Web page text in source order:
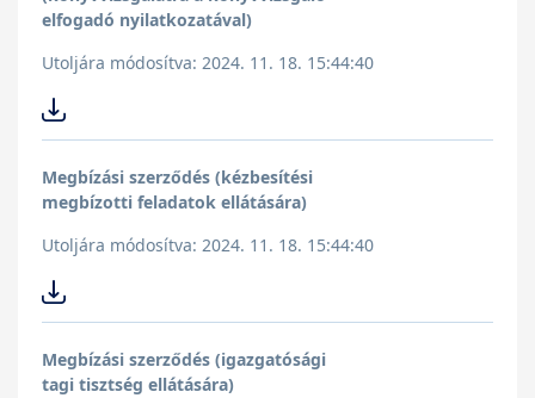
elfogadó nyilatkozatával)
Utoljára módosítva: 2024. 11. 18. 15:44:40
Megbízási szerződés (kézbesítési
megbízotti feladatok ellátására)
Utoljára módosítva: 2024. 11. 18. 15:44:40
Megbízási szerződés (igazgatósági
tagi tisztség ellátására)